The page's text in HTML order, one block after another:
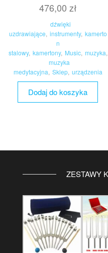
476,00zł
dźwięki
uzdrawiające, instrumenty, kamerto
n
stalowy, kamertony, Music, muzyka,
muzyka
medytacyjna, Sklep, urządzenia
Dodaj do koszyka
ZESTAWY